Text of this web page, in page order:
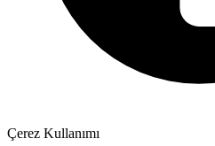
Çerez Kullanımı